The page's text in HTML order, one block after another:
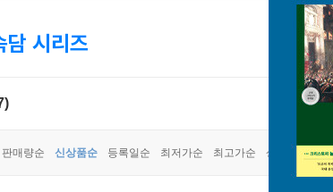
담 시리즈
판매량순 신상품순 등록일순 최저가순 최고가순 상품명순